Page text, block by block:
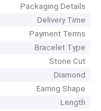
Packaging Details
Delivery Time
Payment Terms
Bracelet Type
Stone Cut
Diamond
Earring Shape
Length